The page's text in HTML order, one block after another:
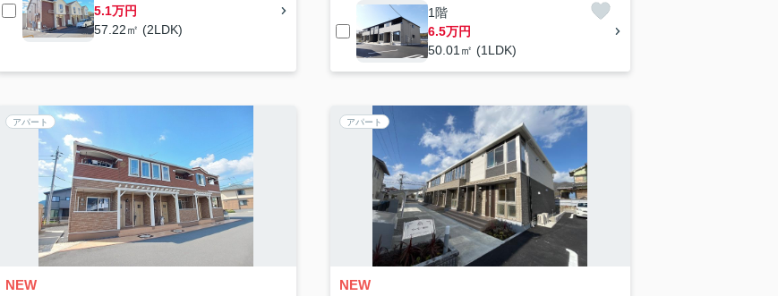
5.1万円
57.22㎡ (2LDK)
1階
6.5万円
50.01㎡ (1LDK)
アパート
NEW
アパート
NEW